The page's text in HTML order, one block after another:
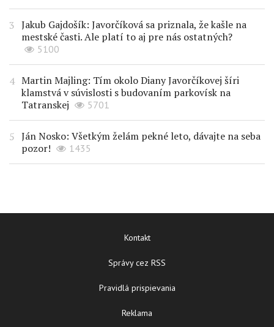
Jakub Gajdošík: Javorčíková sa priznala, že kašle na
mestské časti. Ale platí to aj pre nás ostatných?
5100
Martin Majling: Tím okolo Diany Javorčíkovej šíri
klamstvá v súvislosti s budovaním parkovísk na
Tatranskej
5701
Ján Nosko: Všetkým želám pekné leto, dávajte na seba
pozor!
1435
Kontakt
Správy cez RSS
Pravidlá prispievania
Reklama